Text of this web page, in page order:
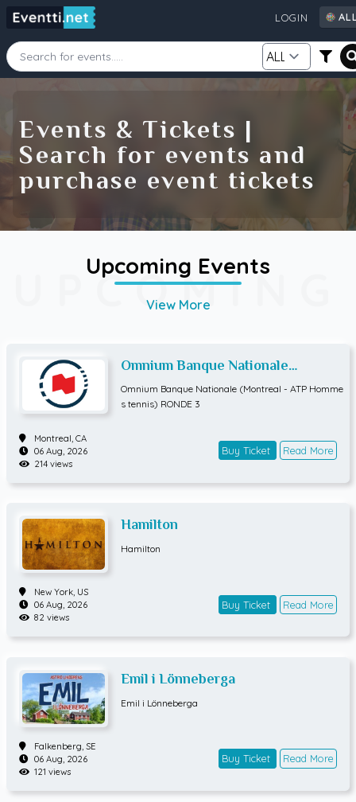
Source
LOGIN
AU
DE
FI
GB
IE
Events & Tickets |
Search for events and
purchase event tickets
UPCOMING
Upcoming Events
View More
Omnium Banque Nationale
(Montreal - ATP Hommes tennis)
RONDE 3
Omnium Banque Nationale (Montreal - ATP Homme
s tennis) RONDE 3
Montreal, CA
06 Aug, 2026
214 views
Buy Ticket Read More
Hamilton
Hamilton
New York, US
06 Aug, 2026
82 views
Buy Ticket Read More
Emil i Lönneberga
Emil i Lönneberga
Falkenberg, SE
06 Aug, 2026
121 views
Buy Ticket Read More